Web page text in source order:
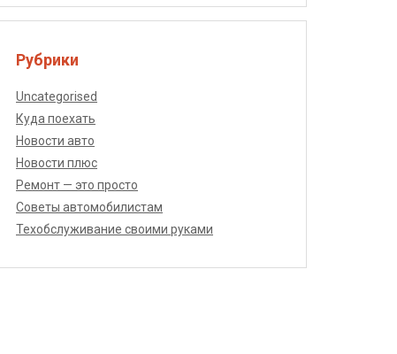
Рубрики
Uncategorised
Куда поехать
Новости авто
Новости плюс
Ремонт — это просто
Советы автомобилистам
Техобслуживание своими руками